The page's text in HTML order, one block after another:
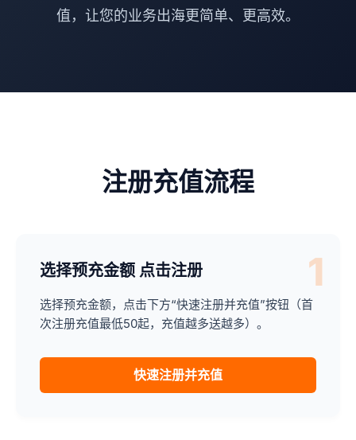
值，让您的业务出海更简单、更高效。
注册充值流程
1
选择预充金额 点击注册
选择预充金额，点击下方“快速注册并充值”按钮（首
次注册充值最低50起，充值越多送越多）。
快速注册并充值